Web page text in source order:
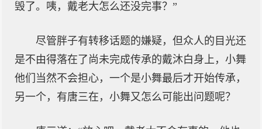
毁了。咦，戴老大怎么还没完事？”
尽管胖子有转移话题的嫌疑，但众人的目光还
是不由得落在了尚未完成传承的戴沐白身上，小舞
他们当然不会担心，一个是小舞最后才开始传承，
另一个，有唐三在，小舞又怎么可能出问题呢？